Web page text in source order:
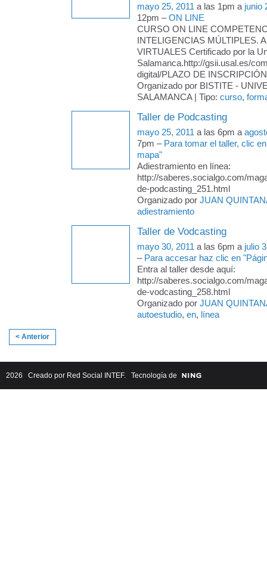
mayo 25, 2011 a las 1pm a junio
12pm –ON LINE
CURSO ON LINE
INTELIGENCIAS MÚLTIPLES.
VIRTUALES Certificado por la
Salamanca.http://gsii.usal.es/
digital/PLAZO DE
Organizado por BISTITE -
SALAMANCA | Tipo: curso,
Taller de Podcasting
mayo 25, 2011 a las 6pm a
7pm – Para tomar el taller, clic
mapa"
Adiestramiento en línea:
http://saberes.socialgo.com/
de-podcasting_251.html
Organizado por JUAN
adiestramiento
Taller de Vodcasting
mayo 30, 2011 a las 6pm a julio
– Para accesar haz clic en
Entra al taller desde aquí:
http://saberes.socialgo.com/
de-vodcasting_258.html
Organizado por JUAN
autoestudio, en, línea
< Anterior
2026 Creado por Red Social INTEF. Tecnología de